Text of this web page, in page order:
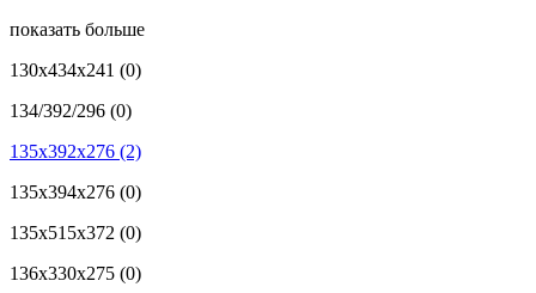
показать больше
130х434х241 (0)
134/392/296 (0)
135x392x276 (2)
135x394x276 (0)
135x515x372 (0)
136x330x275 (0)